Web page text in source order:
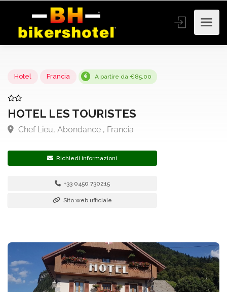
A partire da €85,00
HOTEL LES TOURISTES
+33 0450 730215